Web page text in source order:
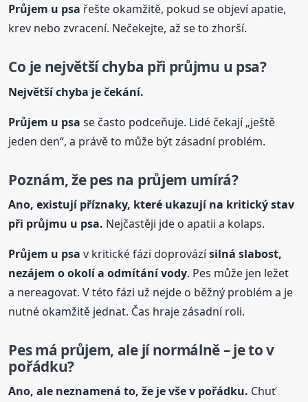
Průjem u psa řešte okamžitě, pokud se objeví apatie,
krev nebo zvracení. Nečekejte, až se to zhorší.
Co je největší chyba při průjmu u psa?
Největší chyba je čekání.
Průjem u psa se často podceňuje. Lidé čekají „ještě
jeden den“, a právě to může být zásadní problém.
Poznám, že pes na průjem umírá?
Ano, existují příznaky, které ukazují na kritický stav
při průjmu u psa. Nejčastěji jde o apatii a kolaps.
Průjem u psa v kritické fázi doprovázísilná slabost,
nezájem o okolí a odmítání vody. Pes může jen ležet
a nereagovat. V této fázi už nejde o běžný problém a je
nutné okamžitě jednat. Čas hraje zásadní roli.
Pes má průjem, ale jí normálně – je to v
pořádku?
Ano, ale neznamená to, že je vše v pořádku. Chuť